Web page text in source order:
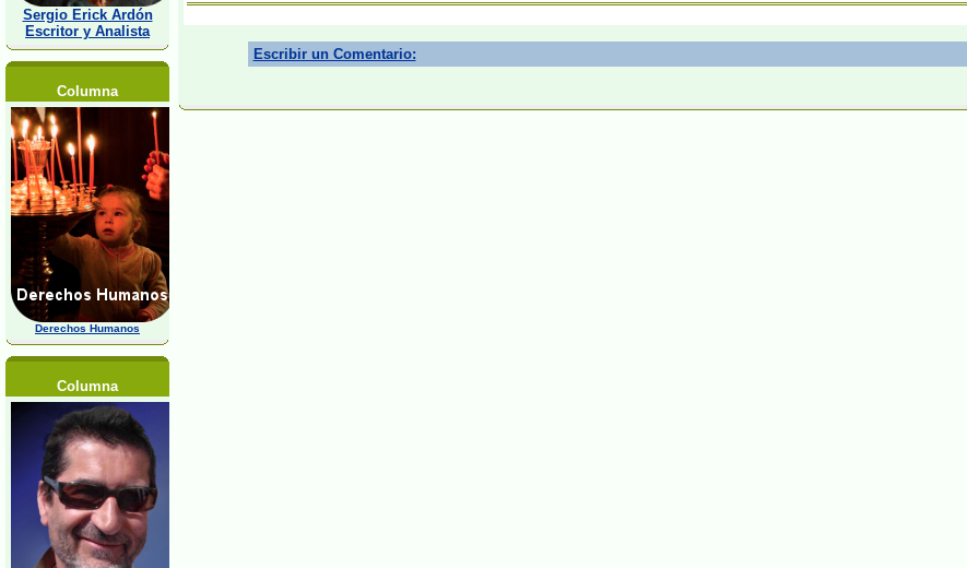
Sergio Erick Ardón
Escritor y Analista
Columna
Derechos Humanos
Columna
Escribir un Comentario: